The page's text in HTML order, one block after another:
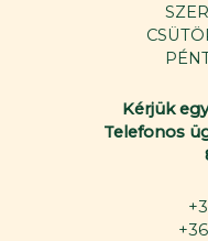
Kérjük
Telefonos